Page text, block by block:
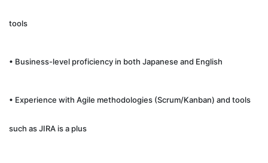
tools
• Business-level proficiency in both Japanese and English
• Experience with Agile methodologies (Scrum/Kanban) and tools
such as JIRA is a plus